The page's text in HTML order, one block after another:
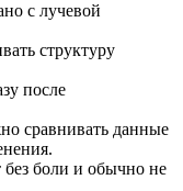
с лучевой
структуру
после
сравнивать данные
боли и обычно не